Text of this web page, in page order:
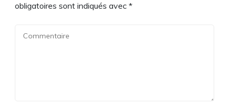
obligatoires sont indiqués avec *